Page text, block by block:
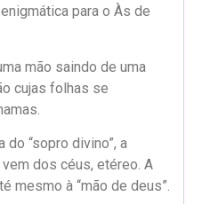
para o Às de
mão saindo de uma
cujas folhas se
do “sopro divino”, a
dos céus, etéreo. A
mesmo à “mão de deus”.